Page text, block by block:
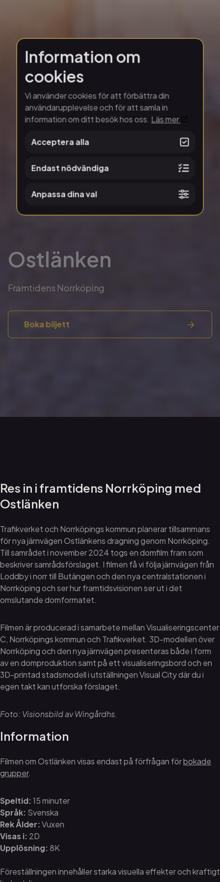
Ostlänken
Framtidens Norrköping
Boka biljett
Res in i framtidens Norrköping med
Ostlänken
Trafikverket och Norrköpings kommun planerar tillsammans
för nya järnvägen Ostlänkens dragning genom Norrköping.
Till samrådet i november 2024 togs en domfilm fram som
beskriver samrådsförslaget. I filmen få vi följa järnvägen från
Loddby i norr till Butängen och den nya centralstationen i
Norrköping och ser hur framtidsvisionen ser ut i det
omslutande domformatet.
Filmen är producerad i samarbete mellan Visualiseringscenter
C, Norrköpings kommun och Trafikverket. 3D-modellen över
Norrköping och den nya järnvägen presenteras både i form
av en domproduktion samt på ett visualiseringsbord och en
3D-printad stadsmodell i utställningen Visual City där du i
egen takt kan utforska förslaget.
Foto: Visionsbild av Wingårdhs.
Information
Filmen om Ostlänken visas endast på förfrågan förbokade
grupper.
Speltid:15 minuter
Språk: Svenska
Rek Ålder:Vuxen
Visas i: 2D
Upplösning:8K
Föreställningen innehåller starka visuella effekter och kraftigt
Information om
cookies
Vi använder cookies för att förbättra din
användarupplevelse och för att samla in
information om ditt besök hos oss. Läs mer
Acceptera alla
Endast nödvändiga
Anpassa dina val